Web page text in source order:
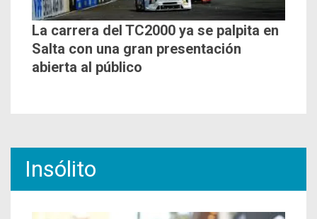
La carrera del TC2000 ya se palpita en
Salta con una gran presentación
abierta al público
Insólito